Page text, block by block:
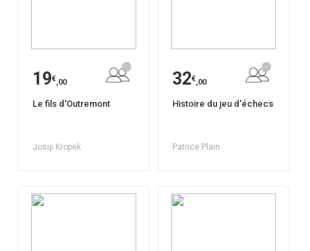
19€,00
Le fils d'Outremont
Josip Kropek
32€,00
Histoire du jeu d'échecs
Patrice Plain